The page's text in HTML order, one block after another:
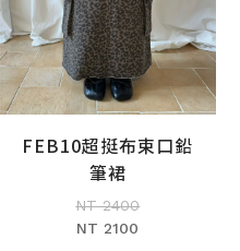
加入購物車
FEB10超挺布束口鉛
筆裙
NT 2400
NT 2100